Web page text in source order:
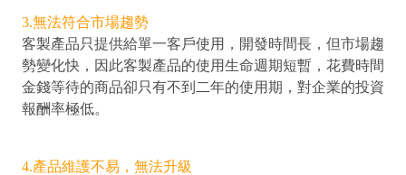
3.無法符合市場趨勢
客製產品只提供給單一客戶使用，開發時間長，但市場趨
勢變化快，因此客製產品的使用生命週期短暫，花費時間
金錢等待的商品卻只有不到二年的使用期，對企業的投資
報酬率極低。
4.產品維護不易，無法升級